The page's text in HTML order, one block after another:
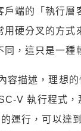
戶端的「執行層
用硬分叉的方式
，這只是一種
容描述，理想
V 執行程式，
運行，可以達